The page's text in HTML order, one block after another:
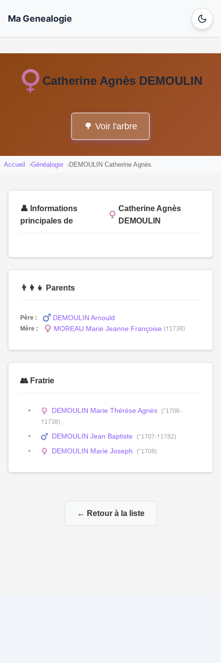
Ma Genealogie
Catherine Agnès DEMOULIN
🌳 Voir l'arbre
Accueil Généalogie DEMOULIN Catherine Agnès
👤 Informations
principales de
Catherine Agnès
DEMOULIN
👨‍👩‍👧 Parents
Père : DEMOULIN Arnould
Mère : MOREAU Marie Jeanne Françoise (†1738)
👥 Fratrie
DEMOULIN Marie Thérèse Agnès (°1706-
†1738)
DEMOULIN Jean Baptiste (°1707-†1782)
DEMOULIN Marie Joseph (°1708)
← Retour à la liste